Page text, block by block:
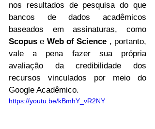
nos resultados de pesquisa do que
bancos de dados acadêmicos
Scopus e Web of Science , portanto,
vale a pena fazer sua própria
avaliação da credibilidade dos
recursos vinculados por meio do
Google Acadêmico.
https://youtu.be/kBmhY_vR2NY